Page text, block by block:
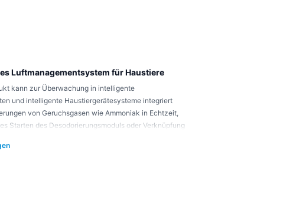
Luftmanagementsystem für Haustiere
kann zur Überwachung in intelligente
und intelligente Haustiergerätesysteme integriert
von Geruchsgasen wie Ammoniak in Echtzeit,
Starten des Desodorierungsmoduls oder Verknüpfung
kontinuierliche Frischhaltung und Sauberkeit der